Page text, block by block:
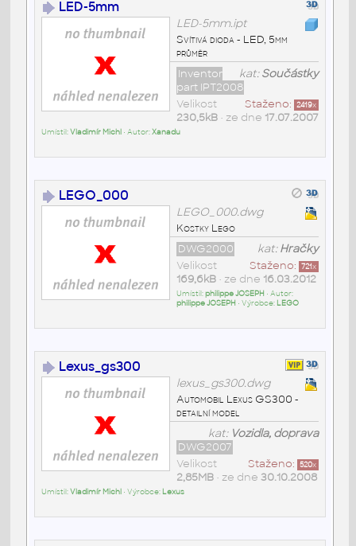
LED-5mm
LED-5mm.ipt
Svítivá dioda - LED, 5mm
průměr
kat:Součástky
Inventor
part IPT2008
Staženo: 2419x
Velikost
230,5kB• ze dne 17.07.2007
Umístil:Vladimír Michl • Autor:Xanadu
LEGO_000
LEGO_000.dwg
Kostky Lego
kat:Hračky
DWG2000
Staženo: 721x
Velikost
169,6kB• ze dne 16.03.2012
Umístil:philippe JOSEPH • Autor:
philippe JOSEPH • Výrobce: LEGO
Lexus_gs300
lexus_gs300.dwg
Automobil Lexus GS300 -
detailní model
kat: Vozidla, doprava
DWG2007
Staženo: 520x
Velikost
2,85MB• ze dne 30.10.2008
Umístil:Vladimír Michl • Výrobce: Lexus